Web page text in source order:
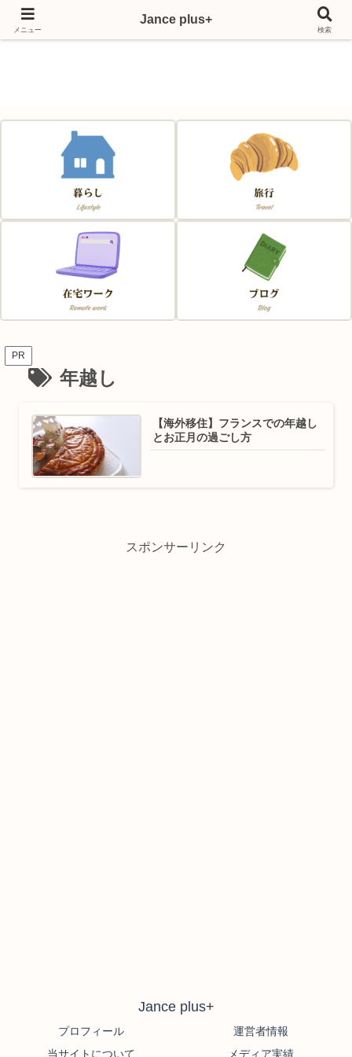
Japan & France & Chance～フランス移住応援サイト～
PR
年越し
【海外移住】フランスでの年越し
とお正月の過ごし方
スポンサーリンク
Jance plus+
プロフィール
運営者情報
当サイトについて
メディア実績
メニュー
Jance plus+
検索